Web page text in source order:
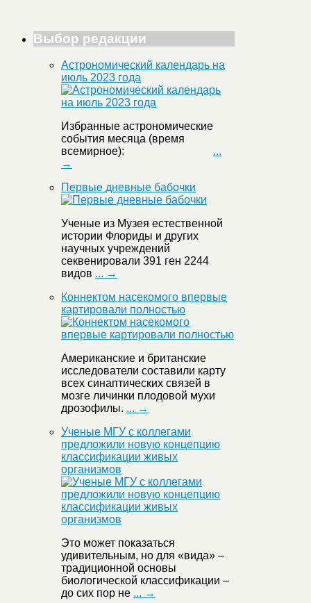
Выбор редакции
Астрономический календарь на
июль 2023 года
Избранные астрономические
события месяца (время
всемирное): ...
→
Первые дневные бабочки
Ученые из Музея естественной
истории Флориды и других
научных учреждений
секвенировали 391 ген 2244
видов ... →
Коннектом насекомого впервые
картировали полностью
Американские и британские
исследователи составили карту
всех синаптических связей в
мозге личинки плодовой мухи
дрозофилы. ... →
Ученые МГУ с коллегами
предложили новую концепцию
классификации живых
организмов
Это может показаться
удивительным, но для «вида» –
традиционной основы
биологической классификации –
до сих пор не ... →